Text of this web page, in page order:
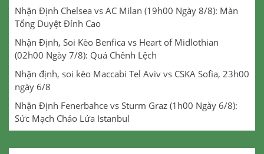
Nhận Định Chelsea vs AC Milan (19h00 Ngày 8/8): Màn
Tổng Duyệt Đỉnh Cao
Nhận Định, Soi Kèo Benfica vs Heart of Midlothian
(02h00 Ngày 7/8): Quá Chênh Lệch
Nhận định, soi kèo Maccabi Tel Aviv vs CSKA Sofia, 23h00
ngày 6/8
Nhận Định Fenerbahce vs Sturm Graz (1h00 Ngày 6/8):
Sức Mạch Chảo Lửa Istanbul